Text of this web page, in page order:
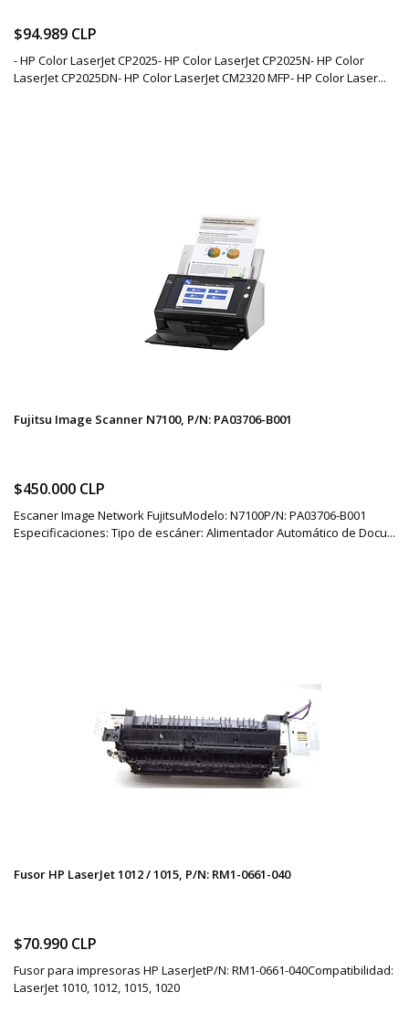
$94.989 CLP
- HP Color LaserJet CP2025- HP Color LaserJet CP2025N- HP Color
LaserJet CP2025DN- HP Color LaserJet CM2320 MFP- HP Color Laser...
Fujitsu Image Scanner N7100, P/N: PA03706-B001
$450.000 CLP
Escaner Image Network FujitsuModelo: N7100P/N: PA03706-B001
Especificaciones: Tipo de escáner: Alimentador Automático de Docu...
Fusor HP LaserJet 1012 / 1015, P/N: RM1-0661-040
$70.990 CLP
Fusor para impresoras HP LaserJetP/N: RM1-0661-040Compatibilidad:
LaserJet 1010, 1012, 1015, 1020